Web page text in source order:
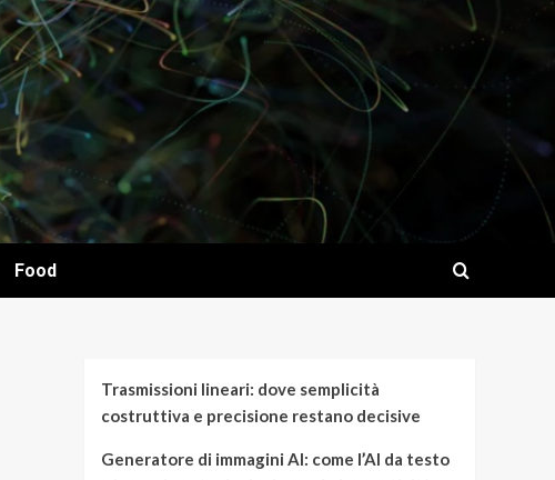
Food
Trasmissioni lineari: dove semplicità
costruttiva e precisione restano decisive
Generatore di immagini AI: come l’AI da testo